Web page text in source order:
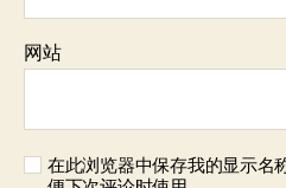
网站
在此浏览器中保存我的显示名